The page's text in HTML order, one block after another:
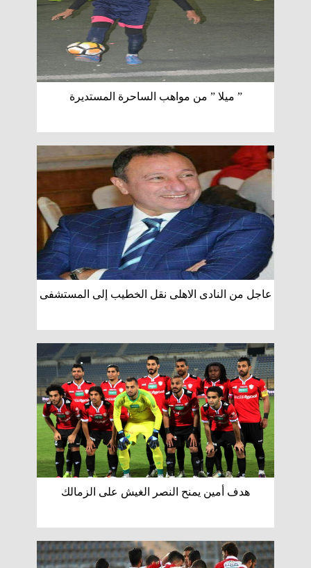
” ميلا ” من مواهب الساحرة المستديرة
عاجل من النادى الاهلى نقل الخطيب إلى المستشفى
هدف أمين يمنح النصر الغيش على الزمالك